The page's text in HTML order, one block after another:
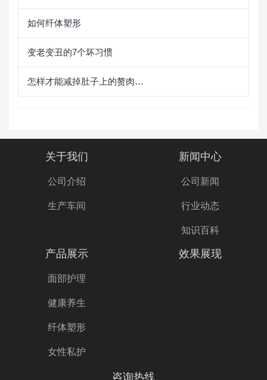
如何纤体塑形
变老变丑的7个坏习惯
怎样才能减掉肚子上的赘肉…
关于我们
公司介绍
生产车间
新闻中心
公司新闻
行业动态
知识百科
产品展示
面部护理
健康养生
纤体塑形
女性私护
效果展现
咨询热线